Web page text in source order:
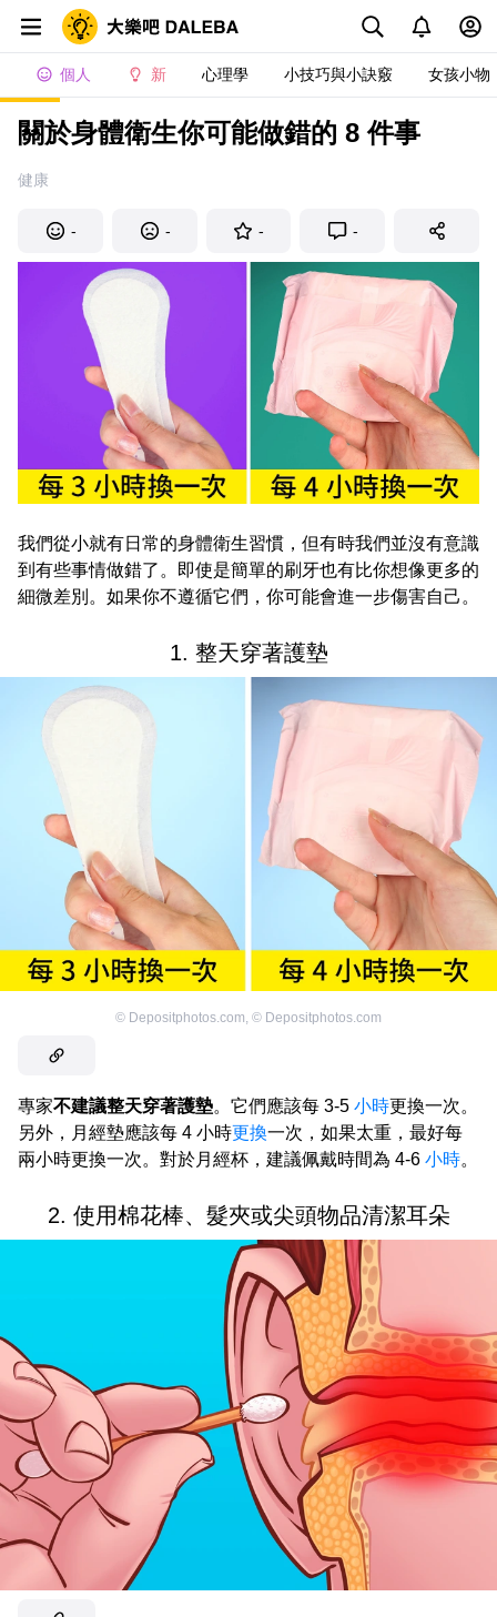
個人 新 心理學 小技巧與小訣竅 女孩小物
關於身體衛生你可能做錯的 8 件事
健康
- - - -
我們從小就有日常的身體衛生習慣，但有時我們並沒有意識
到有些事情做錯了。即使是簡單的刷牙也有比你想像更多的
細微差別。如果你不遵循它們，你可能會進一步傷害自己。
1. 整天穿著護墊
© Depositphotos.com, © Depositphotos.com
專家不建議整天穿著護墊。它們應該每 3-5 小時更換一次。
另外，月經墊應該每 4 小時更換一次，如果太重，最好每
兩小時更換一次。對於月經杯，建議佩戴時間為 4-6 小時。
2. 使用棉花棒、髮夾或尖頭物品清潔耳朵